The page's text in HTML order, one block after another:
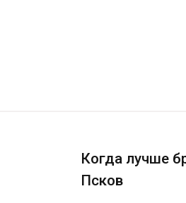
Когда лучше
Псков